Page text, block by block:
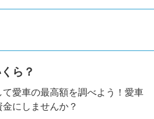
ら？
愛車の最高額を調べよう！愛車
にしませんか？